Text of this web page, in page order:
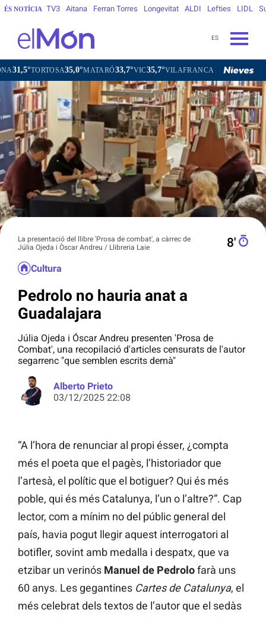
ÉS NOTÍCIA TV3 Aitana Ferran Torres Longevitat ALDI Lefties LIDL
ES
35,0°MATARÓ33,7°VIC35,7°VILAFRANCA DEL PENEDÈS33,7°
La presentació del llibre 'Prosa de combat', a càrrec de
Júlia Ojeda i Òscar Andreu / Llibreria Laie
8′
Cultura
Pedrolo no hauria anat a
Guadalajara
Júlia Ojeda i Óscar Andreu presenten 'Prosa de
Combat', una recopilació d'articles censurats de l'autor
segarrenc "que semblen escrits demà"
Alberto Prieto
03/12/2025 22:08
“A l’hora de renunciar al propi ésser, ¿compta
més el poeta que el pagès, l’historiador que
l’artesà, el polític que el botiguer? Qui és més
poble, qui és més Catalunya, l’un o l’altre?”. Cap
lector, com a mínim no del públic general del
país, havia pogut llegir aquest interrogatori al
botifler, sovint amb medalla i despatx, que va
etzibar un verinós Manuel de Pedrolofarà uns
60 anys. Les gegantines Cartes de Catalunya, el
més celebrat dels textos de l’autor que el sedàs